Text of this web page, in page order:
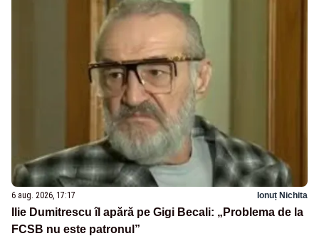
6 aug. 2026, 17:17 Ionuț Nichita
Ilie Dumitrescu îl apără pe Gigi Becali: „Problema de la
FCSB nu este patronul”